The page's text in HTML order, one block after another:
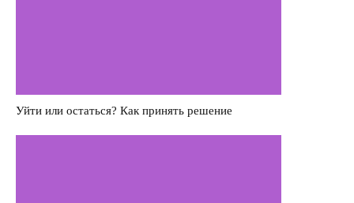
Уйти или остаться? Как принять решение